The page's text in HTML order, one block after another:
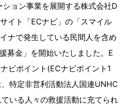
ョン事業を展開する株式会社D
イト「ECナビ」の「スマイル
ナで発生している民間人を含め
募金」を開始いたしました。E
ビポイント(ECナビポイント1
特定非営利活動法人国連UNHC
いる人々の救援活動に充てられ